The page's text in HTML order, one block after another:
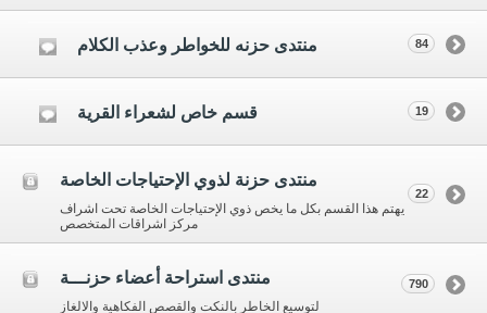
منتدى حزنه للخواطر وعذب الكلام 84
قسم خاص لشعراء القرية 19
منتدى حزنة لذوي الإحتياجات الخاصة
يهتم هذا القسم بكل ما يخص ذوي الإحتياجات الخاصة تحت اشراف
مركز اشراقات المتخصص
22
منتدى استراحة أعضاء حزنـــة
لتوسيع الخاطر بالنكت والقصص الفكاهية والالغاز
790